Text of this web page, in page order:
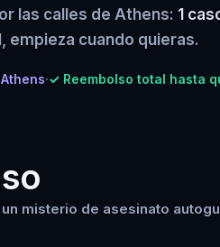
las calles de Athens: 1
empieza cuando quieras.
·✓ Reembolso total hasta
misterio de asesinato